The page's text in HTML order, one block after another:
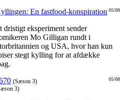
05/08
En fastfood-konspiration
dristigt eksperiment sender
Mo Gilligan rundt i
og USA, hvor han kun
stegt kylling for at afdække
05/08
(Sæson 3)
3)